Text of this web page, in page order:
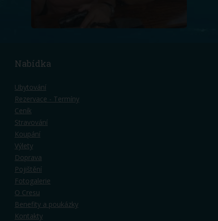
Nabídka
Ubytování
Rezervace - Termíny
Ceník
Stravování
Koupání
Výlety
Doprava
Pojištění
Fotogalerie
O Cresu
Benefity a poukázky
Kontakty